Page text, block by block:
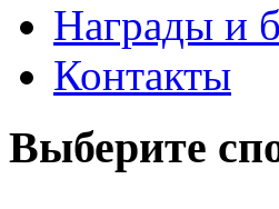
Награды и
Контакты
Выберите